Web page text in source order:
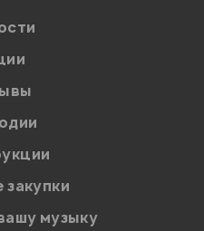
музыку